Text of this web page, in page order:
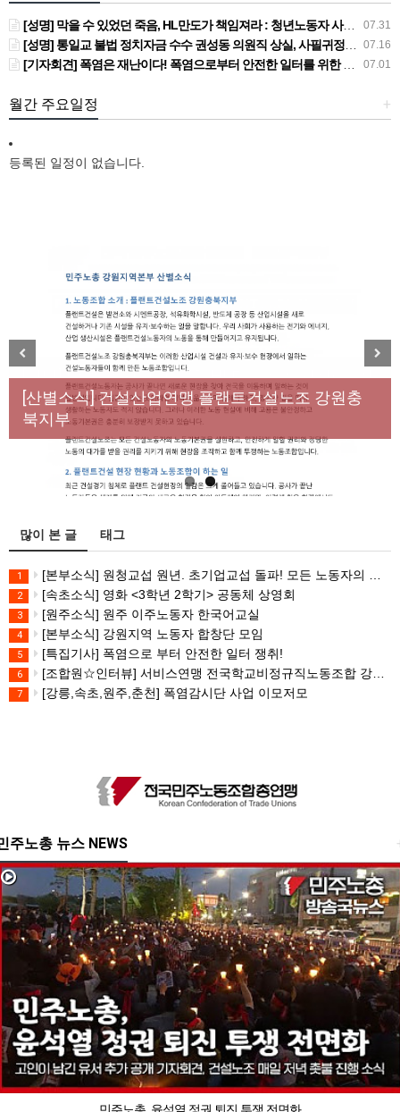
07.31
[성명] 막을 수 있었던 죽음, HL만도가 책임져라 : 청년노동자 사망사고의 철저한 진상규명과 재발방지 대책 마련하라
07.16
[성명] 통일교 불법 정치자금 수수 권성동 의원직 상실, 사필귀정이다
07.01
[기자회견] 폭염은 재난이다! 폭염으로부터 안전한 일터를 위한 민주노총 강원지역본부 폭염감시단 선포 기자회견
+
월간 주요일정
등록된 일정이 없습니다.
[성명] 막을 수 있었던 죽음, HL만도가 책임져라 : 청
년노동자 사망사고의 철저한 진상규명과 재발방지
대책 마련하라
[산별소식] 건설산업연맹 플랜트건설노조 강원충
북지부
Previous Next
많이 본 글 태그
1 [본부소식] 원청교섭 원년. 초기업교섭 돌파! 모든 노동자의 노동기본권 쟁취! 민주노총 7.15 총파업대회
2 [속초소식] 영화 <3학년 2학기> 공동체 상영회
3 [원주소식] 원주 이주노동자 한국어교실
4 [본부소식] 강원지역 노동자 합창단 모임
5 [특집기사] 폭염으로 부터 안전한 일터 쟁취!
6 [조합원☆인터뷰] 서비스연맹 전국학교비정규직노동조합 강원지부 김유미 춘천지회장
7 [강릉,속초,원주,춘천] 폭염감시단 사업 이모저모
주노총 뉴스 NEWS
민주노총, 윤석열 정권 퇴진 투쟁 전면화